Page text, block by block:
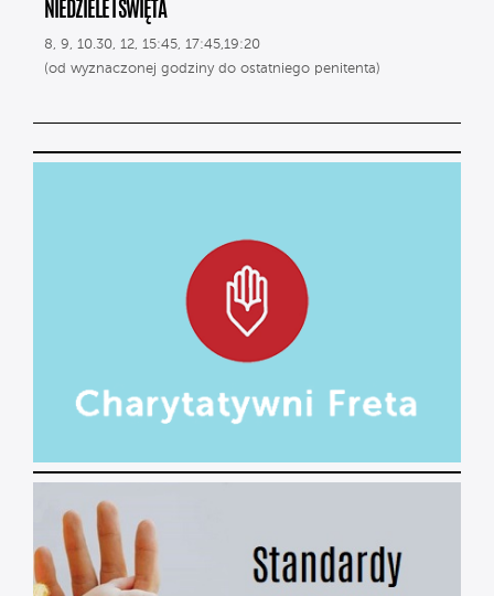
NIEDZIELE I ŚWIĘTA
8, 9, 10.30, 12, 15:45, 17:45,19:20
(od wyznaczonej godziny do ostatniego penitenta)